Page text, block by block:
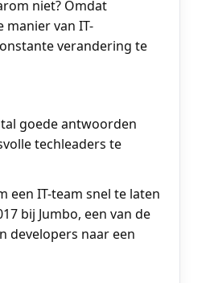
niet? Omdat
van IT-
verandering te
goede antwoorden
techleaders te
een IT-team snel te laten
bij Jumbo, een van de
developers naar een